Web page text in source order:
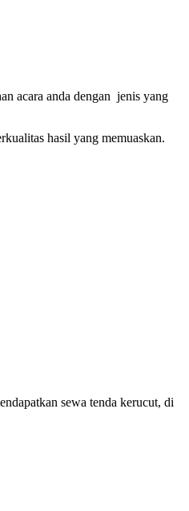
acara anda dengan jenis yang
hasil yang memuaskan.
sewa tenda kerucut, di